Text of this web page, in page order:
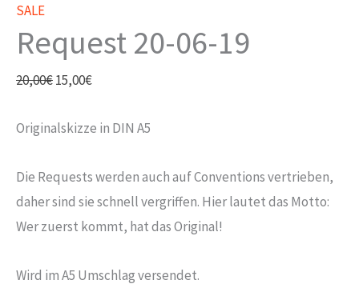
SALE
Request 20-06-19
20,00€Ursprünglicher
war:
15,00€Aktueller
ist:
Originalskizze in DIN A5
Die Requests werden auch auf Conventions vertrieben,
daher sind sie schnell vergriffen. Hier lautet das Motto:
Wer zuerst kommt, hat das Original!
Wird im A5 Umschlag versendet.